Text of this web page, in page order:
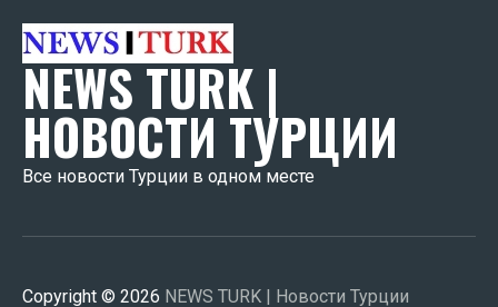
NEWS TURK |
НОВОСТИ ТУРЦИИ
Все новости Турции в одном месте
Copyright © 2026 NEWS TURK | Новости Турции